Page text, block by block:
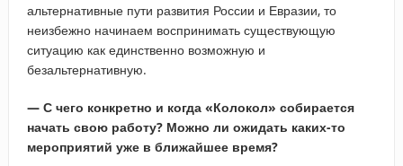
альтернативные пути развития России и Евразии, то
неизбежно начинаем воспринимать существующую
ситуацию как единственно возможную и
безальтернативную.
— С чего конкретно и когда «Колокол» собирается
начать свою работу? Можно ли ожидать каких-то
мероприятий уже в ближайшее время?